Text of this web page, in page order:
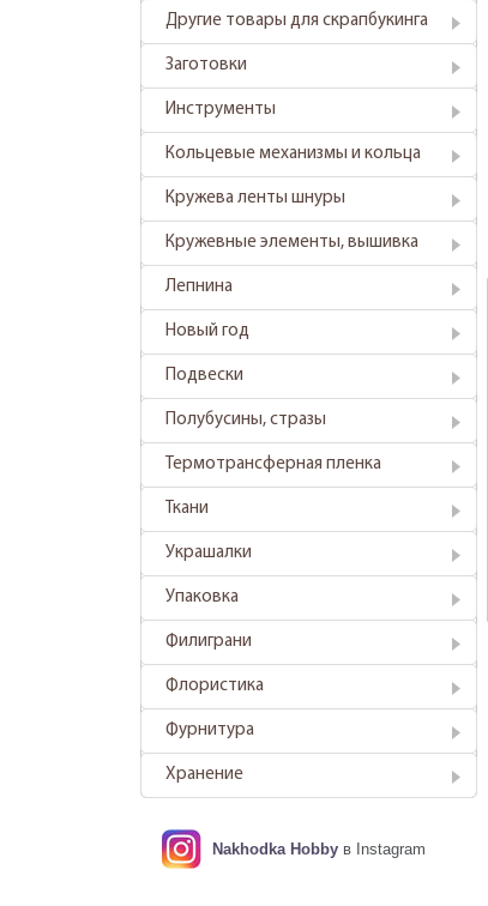
Другие товары для скрапбукинга
Заготовки
Инструменты
Кольцевые механизмы и кольца
Кружева ленты шнуры
Кружевные элементы, вышивка
Лепнина
Новый год
Подвески
Полубусины, стразы
Термотрансферная пленка
Ткани
Украшалки
Упаковка
Филиграни
Флористика
Фурнитура
Хранение
Nakhodka Hobby в Instagram